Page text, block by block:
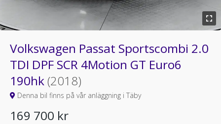
Volkswagen Passat Sportscombi 2.0
TDI DPF SCR 4Motion GT Euro6
190hk(2018)
Denna bil finns på vår anläggning i Täby
169 700 kr